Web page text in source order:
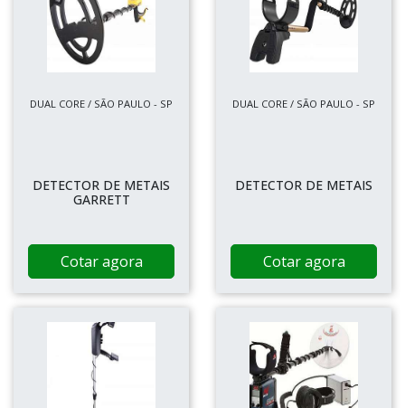
DUAL CORE / SÃO PAULO - SP
DETECTOR DE METAIS
GARRETT
Cotar agora
DUAL CORE / SÃO PAULO - SP
DETECTOR DE METAIS
Cotar agora